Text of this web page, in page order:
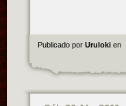
Publicado por Uruloki en